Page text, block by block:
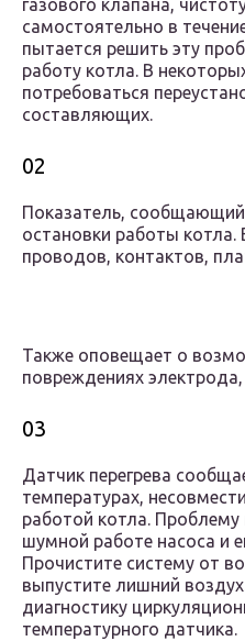
газового клапана,
самостоятельно в
пытается решить эту
работу котла. В
потребоваться
составляющих.
02
Показатель,
остановки работы котла.
проводов, контактов,
Также оповещает о
повреждениях электрода,
03
Датчик перегрева
температурах,
работой котла.
шумной работе насоса и
Прочистите систему от
выпустите лишний
диагностику
температурного датчика.